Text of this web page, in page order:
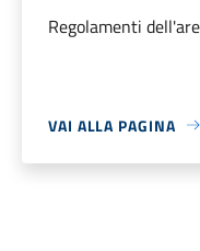
Regolamenti
VAI ALLA PAGINA